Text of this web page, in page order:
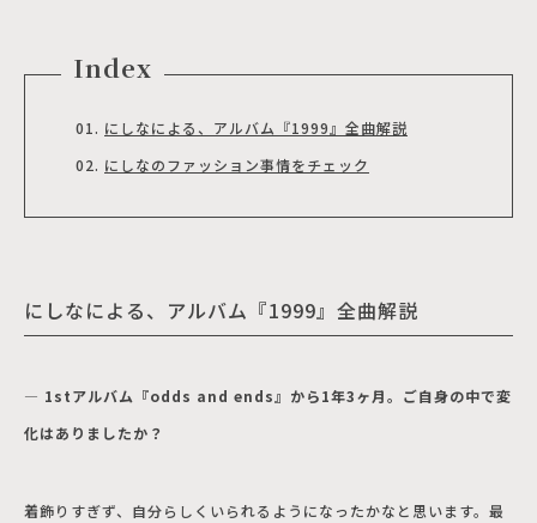
Index
にしなによる、アルバム『1999』全曲解説
にしなのファッション事情をチェック
にしなによる、アルバム『1999』全曲解説
― 1stアルバム『odds and ends』から1年3ヶ月。ご自身の中で変
化はありましたか？
着飾りすぎず、自分らしくいられるようになったかなと思います。最